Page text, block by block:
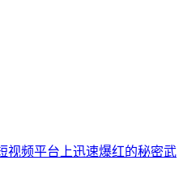
视频平台上迅速爆红的秘密武